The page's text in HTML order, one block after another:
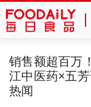
销售额超百万
江中医药×五
热闻